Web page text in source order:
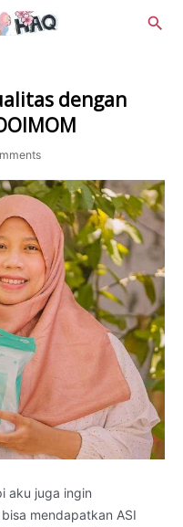
dengan
aku juga ingin
mendapatkan ASI